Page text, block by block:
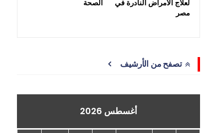
لعلاج الأمراض النادرة في
مصر
الصحة
تصفح من الأرشيف
أغسطس 2026